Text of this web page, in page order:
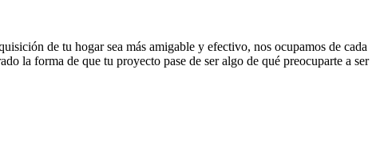
de tu hogar sea más amigable y efectivo, nos ocupamos de cada
la forma de que tu proyecto pase de ser algo de qué preocuparte a ser